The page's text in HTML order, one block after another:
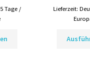
Tage /
Lieferzeit: